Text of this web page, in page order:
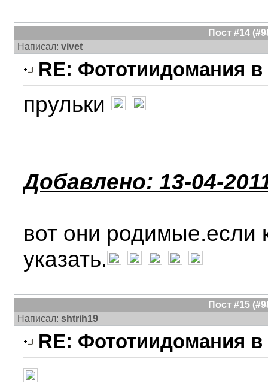
Пост #14
Написал: vivet
RE: Фототиидомания в
прульки
Добавлено: 13-04-
вот они родимые.если
указать.
Пост #15
Написал: shtrih19
RE: Фототиидомания в